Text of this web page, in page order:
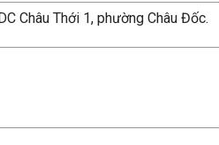
Châu Thới 1, phường Châu Đốc.